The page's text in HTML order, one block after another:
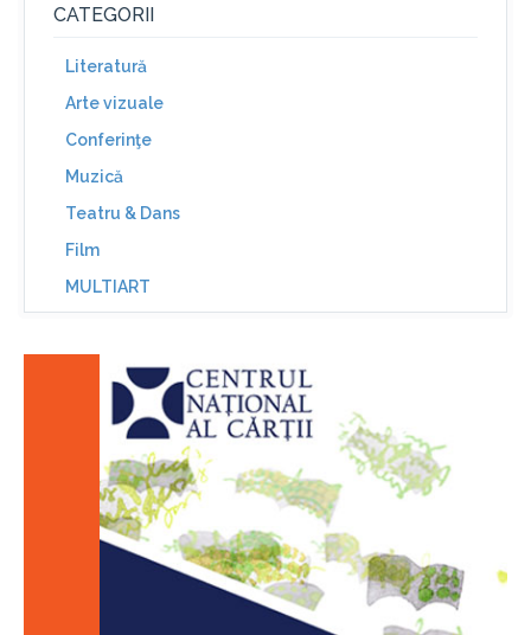
CATEGORII
Literatură
Arte vizuale
Conferinţe
Muzică
Teatru & Dans
Film
MULTIART